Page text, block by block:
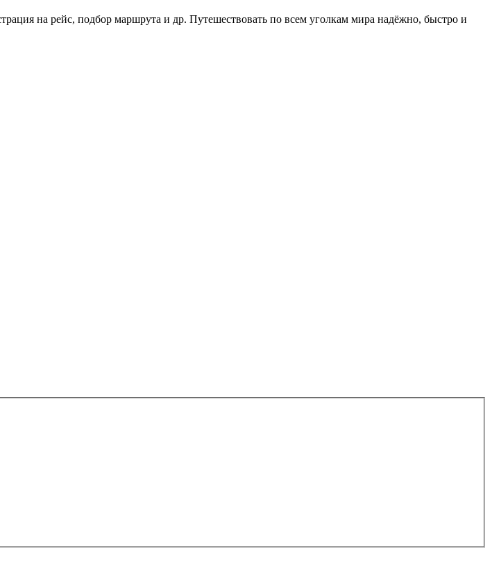
на рейс, подбор маршрута и др. Путешествовать по всем уголкам мира надёжно, быстро и